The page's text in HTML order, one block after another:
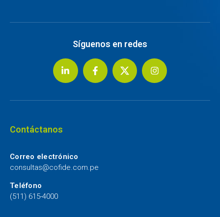
Síguenos en redes
Contáctanos
Correo electrónico
consultas@cofide.com.pe
Teléfono
(511) 615-4000